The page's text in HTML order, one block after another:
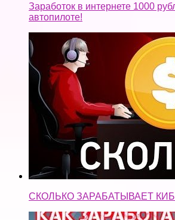
Заработок в интернете 1000
автопилоте!
СКОЛЬКО ЗАРАБАТЫВАЕТ